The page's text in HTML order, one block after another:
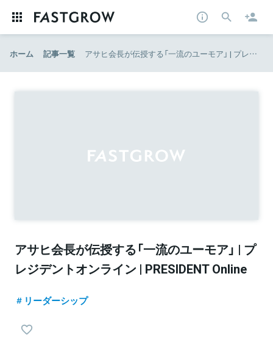
ホーム 記事一覧 アサヒ会長が伝授する「一流のユーモア」 | プレジデントオンライン | PRESIDENT Online
アサヒ会長が伝授する「一流のユーモア」 | プ
レジデントオンライン | PRESIDENT Online
リーダーシップ